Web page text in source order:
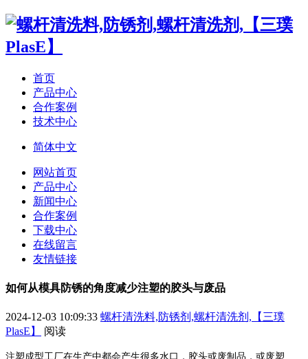
首页
产品中心
合作案例
技术中心
简体中文
网站首页
产品中心
新闻中心
合作案例
下载中心
在线留言
友情链接
如何从模具防锈的角度减少注塑的胶头与废品
2024-12-03 10:09:33 螺杆清洗料,防锈剂,螺杆清洗剂,【三璞
PlasE】
阅读
注塑成型工厂在生产中都会产生很多水口，胶头或废制品，或废塑